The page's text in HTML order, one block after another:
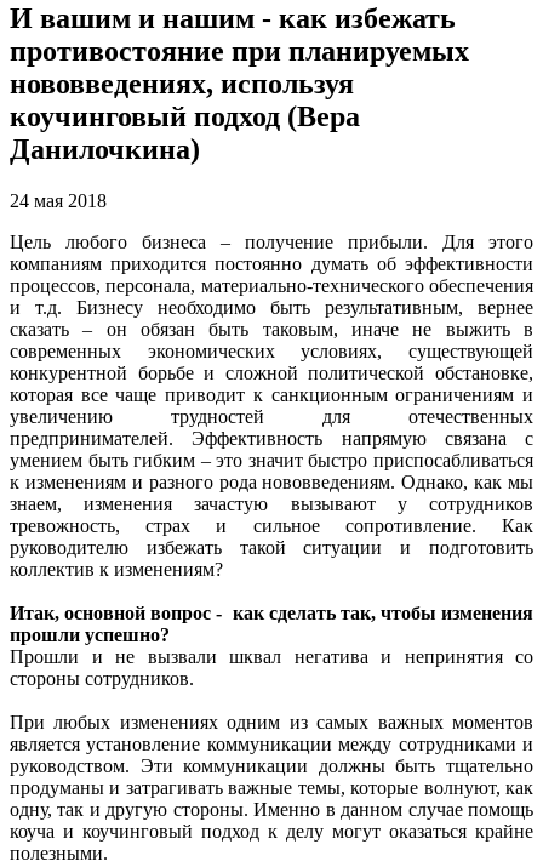
И вашим и нашим - как избежать
противостояние при планируемых
нововведениях, используя
коучинговый подход (Вера
Данилочкина)
24 мая 2018
Цель любого бизнеса – получение прибыли. Для этого
компаниям приходится постоянно думать об эффективности
процессов, персонала, материально-технического обеспечения
и т.д. Бизнесу необходимо быть результативным, вернее
сказать – он обязан быть таковым, иначе не выжить в
современных экономических условиях, существующей
конкурентной борьбе и сложной политической обстановке,
которая все чаще приводит к санкционным ограничениям и
увеличению трудностей для отечественных
предпринимателей. Эффективность напрямую связана с
умением быть гибким – это значит быстро приспосабливаться
к изменениям и разного рода нововведениям. Однако, как мы
знаем, изменения зачастую вызывают у сотрудников
тревожность, страх и сильное сопротивление. Как
руководителю избежать такой ситуации и подготовить
коллектив к изменениям?
Итак, основной вопрос - как сделать так, чтобы изменения
прошли успешно?
Прошли и не вызвали шквал негатива и непринятия со
стороны сотрудников.
При любых изменениях одним из самых важных моментов
является установление коммуникации между сотрудниками и
руководством. Эти коммуникации должны быть тщательно
продуманы и затрагивать важные темы, которые волнуют, как
одну, так и другую стороны. Именно в данном случае помощь
коуча и коучинговый подход к делу могут оказаться крайне
полезными.